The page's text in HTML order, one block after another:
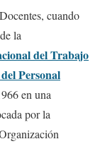
cuando
la
del Trabajo
Personal
en una
por la